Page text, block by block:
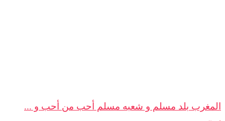
المغرب بلد مسلم و شعبه مسلم أحب من أحب و ...